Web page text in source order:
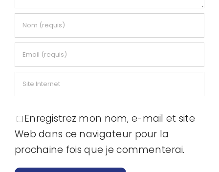
Enregistrez mon nom, e-mail et site
Web dans ce navigateur pour la
prochaine fois que je commenterai.